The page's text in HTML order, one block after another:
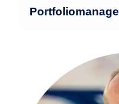
Ralph
Baumann &